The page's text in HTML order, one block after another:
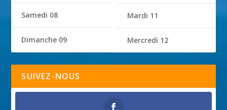
Samedi 08
Dimanche 09
Mardi 11
Mercredi 12
SUIVEZ-NOUS